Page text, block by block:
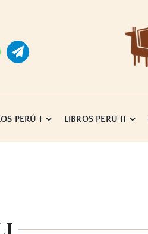
PERÚ I LIBROS PERÚ II